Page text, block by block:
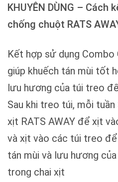
KHUYÊN DÙNG – Cách
chống chuột RATS
Kết hợp sử dụng
giúp khuếch tán mùi tốt
lưu hương của túi treo
Sau khi treo túi, mỗi tuần
xịt RATS AWAY để xịt
và xịt vào các túi treo để
tán mùi và lưu hương
trong chai xịt